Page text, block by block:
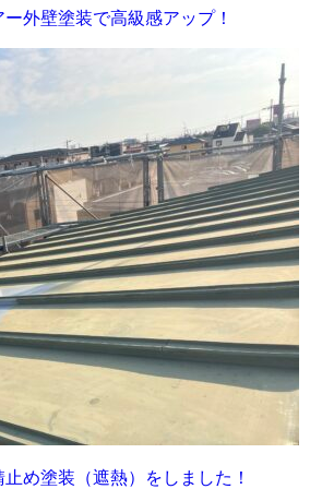
外壁塗装で高級感アップ！
め塗装（遮熱）をしました！